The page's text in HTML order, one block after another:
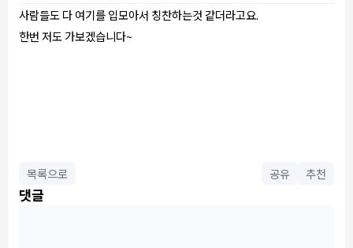
사람들도 다 여기를 입모아서 칭찬하는것 같더라고요.
한번 저도 가보겠습니다~
목록으로 공유 추천
댓글